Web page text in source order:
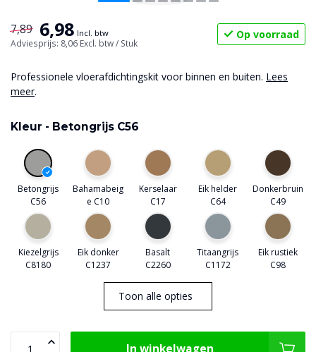
7,89 6,98 Incl. btw
Adviesprijs: 8,06 Excl. btw/ Stuk
Op voorraad
Professionele vloerafdichtingskit voor binnen en buiten. Lees
meer.
Kleur - Betongrijs C56
Betongrijs
C56
Bahamabeig
e C10
Kerselaar
C17
Eik helder
C64
Donkerbruin
C49
Kiezelgrijs
C8180
Eik donker
C1237
Basalt
C2260
Titaangrijs
C1172
Eik rustiek
C98
Toon alle opties
In winkelwagen